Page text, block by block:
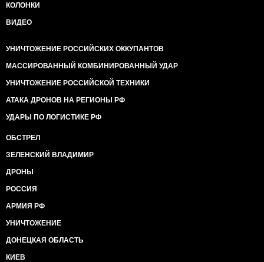
КОЛОНКИ
ВИДЕО
УНИЧТОЖЕНИЕ РОССИЙСКИХ ОККУПАНТОВ
МАССИРОВАННЫЙ КОМБИНИРОВАННЫЙ УДАР
УНИЧТОЖЕНИЕ РОССИЙСКОЙ ТЕХНИКИ
АТАКА ДРОНОВ НА РЕГИОНЫ РФ
УДАРЫ ПО ЛОГИСТИКЕ РФ
ОБСТРЕЛ
ЗЕЛЕНСКИЙ ВЛАДИМИР
ДРОНЫ
РОССИЯ
АРМИЯ РФ
УНИЧТОЖЕНИЕ
ДОНЕЦКАЯ ОБЛАСТЬ
КИЕВ